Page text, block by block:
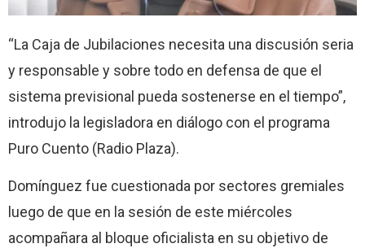
“La Caja de Jubilaciones necesita una discusión seria
y responsable y sobre todo en defensa de que el
sistema previsional pueda sostenerse en el tiempo”,
introdujo la legisladora en diálogo con el programa
Puro Cuento (Radio Plaza).
Domínguez fue cuestionada por sectores gremiales
luego de que en la sesión de este miércoles
acompañara al bloque oficialista en su objetivo de